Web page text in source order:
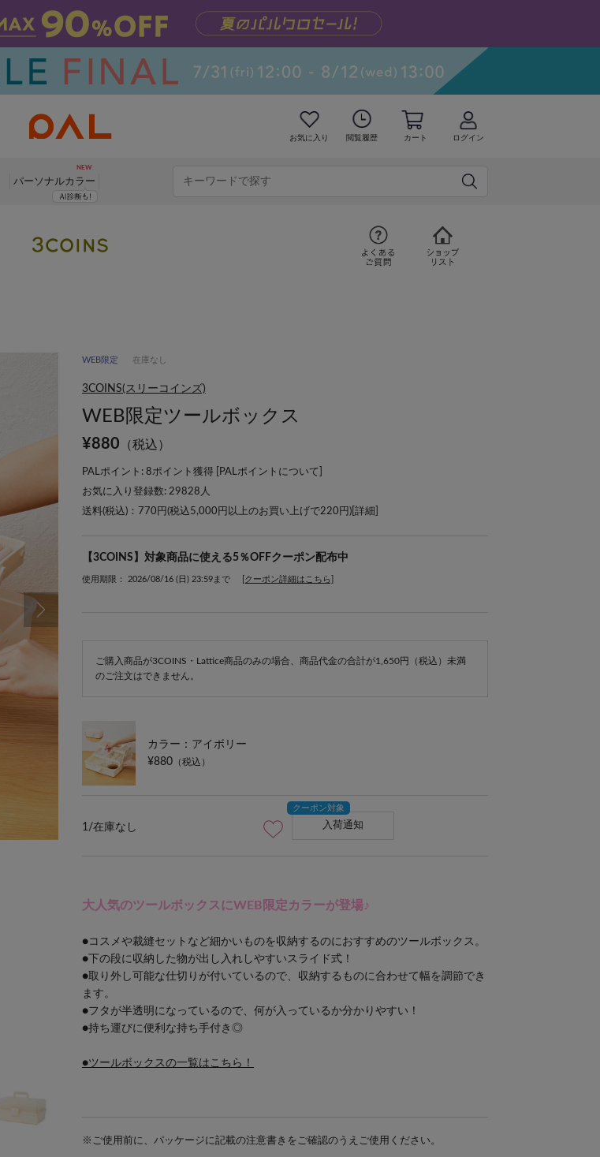
お気に入り 閲覧履歴 カート ログイン
パーソナルカラー
WEB限定 在庫なし
3COINS(スリーコインズ)
WEB限定ツールボックス
¥880 （税込）
PALポイント: 8ポイント獲得 [ PALポイントについて
お気に入り登録数: 29828 人
送料(税込)：770円(税込5,000円以上のお買い上げで220円)[ 詳細
【3COINS】対象商品に使える5％OFFクーポン配布中
使用期限： 2026/08/16 (日) 23:59まで [クーポン詳細はこちら]
ご購入商品が3COINS・Lattice商品のみの場合、商品代金の合計が1,650円（税込）未満
のご注文はできません。
カラー：アイボリー
¥880 （税込）
1/在庫なし 入荷通知
大人気のツールボックスにWEB限定カラーが登場♪
●コスメや裁縫セットなど細かいものを収納するのにおすすめのツールボックス。
●下の段に収納した物が出し入れしやすいスライド式！
●取り外し可能な仕切りが付いているので、収納するものに合わせて幅を調節でき
ます。
●フタが半透明になっているので、何が入っているか分かりやすい！
●持ち運びに便利な持ち手付き◎
●ツールボックスの一覧はこちら！
※ご使用前に、パッケージに記載の注意書きをご確認のうえご使用ください。